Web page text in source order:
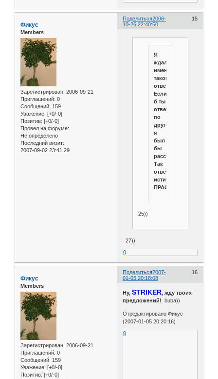
Поделиться 15
2006-
10-26 22:40:50
Фикус
Members
Зарегистрирован: 2006-09-21
Приглашений: 0
Сообщений: 159
Уважение: [+0/-0]
Позитив: [+0/-0]
Провел на форуме:
Не определено
Последний визит:
2007-09-02 23:41:29
Я
ждал
именно
такого
ответа.
Если
б ты
ответил
по
другому,
я
был
бы
расстроен.
Так
отвечает
истинный
ПРАОТЕЦ!!!
25))
27))
0
Поделиться 16
2007-
01-05 20:18:08
Фикус
Members
Зарегистрирован: 2006-09-21
Приглашений: 0
Сообщений: 159
Уважение: [+0/-0]
Позитив: [+0/-0]
Ну,STRIKER, жду твоих
предложений! buba))
Отредактировано Фикус
(2007-01-05 20:20:16)
0